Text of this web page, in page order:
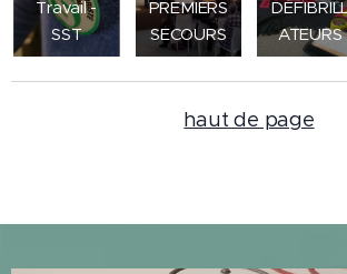
Travail -
SST
PREMIERS
SECOURS
ATEURS
haut de page